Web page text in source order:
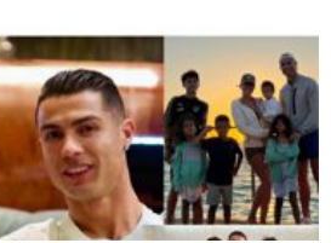
საბედისწერო გამოდგა
შავ ზღვაში გემებზე
თავდასხმებმა რუსეთ-უკრაინის
ომში რეკორდული მასშტაბი
მიიღო